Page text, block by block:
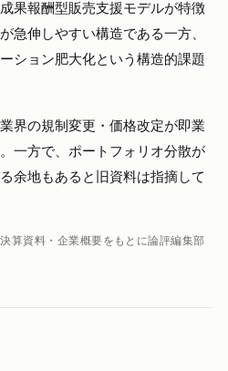
果報酬型販売支援モデルが特徴
急伸しやすい構造である一方、
ション肥大化という構造的課題
界の規制変更・価格改定が即業
一方で、ポートフォリオ分散が
余地もあると旧資料は指摘して
算資料・企業概要をもとに論評編集部